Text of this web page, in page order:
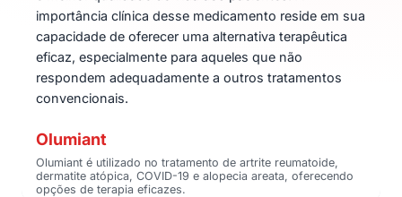
importância clínica desse medicamento reside em sua
capacidade de oferecer uma alternativa terapêutica
eficaz, especialmente para aqueles que não
respondem adequadamente a outros tratamentos
convencionais.
Olumiant
Olumiant é utilizado no tratamento de artrite reumatoide,
dermatite atópica, COVID-19 e alopecia areata, oferecendo
opções de terapia eficazes.